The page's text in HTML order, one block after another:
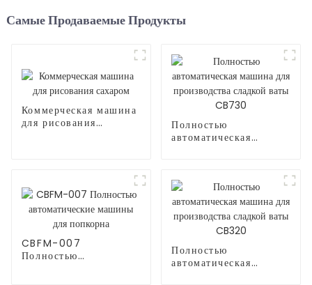
Самые Продаваемые Продукты
Коммерческая машина
для рисования
Полностью
автоматическая
CBFM-007
Полностью
Полностью
автоматическая